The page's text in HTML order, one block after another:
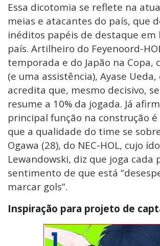
Essa dicotomia se reflete na
meias e atacantes do país, que
inéditos papéis de destaque em
país. Artilheiro do Feyenoord-
temporada e do Japão na Copa,
(e uma assistência), Ayase Ueda,
acredita que, mesmo decisivo,
resume a 10% da jogada. Já
principal função na construção é
que a qualidade do time se
Ogawa (28), do NEC-HOL, cujo
Lewandowski, diz que joga cada
sentimento de que está
marcar gols”.
Inspiração para projeto de